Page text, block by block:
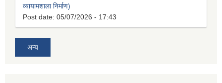
व्यायामशाला निर्माण)
Post date: 05/07/2026 - 17:43
अन्य